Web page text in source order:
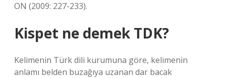
ON (2009: 227-233).
Kispet ne demek TDK?
Kelimenin Türk dili kurumuna göre, kelimenin
anlamı belden buzağıya uzanan dar bacak